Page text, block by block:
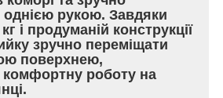
однією рукою. Завдяки
і продуманій конструкції
зручно переміщати
поверхнею,
комфортну роботу на